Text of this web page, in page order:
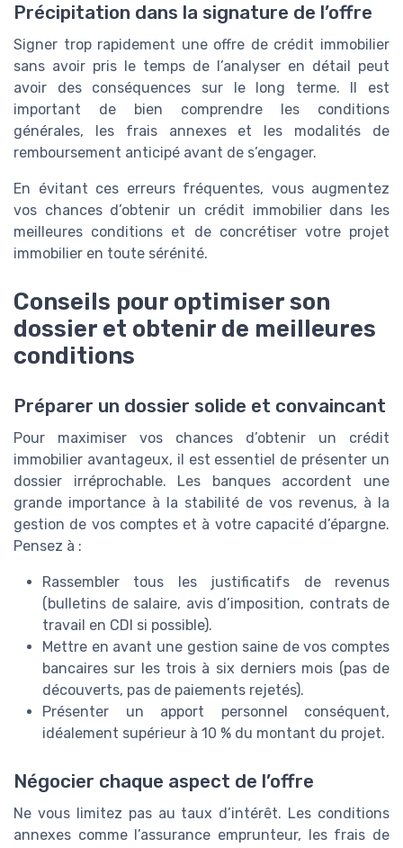
Précipitation dans la signature de l’offre
Signer trop rapidement une offre de crédit immobilier
sans avoir pris le temps de l’analyser en détail peut
avoir des conséquences sur le long terme. Il est
important de bien comprendre les conditions
générales, les frais annexes et les modalités de
remboursement anticipé avant de s’engager.
En évitant ces erreurs fréquentes, vous augmentez
vos chances d’obtenir un crédit immobilier dans les
meilleures conditions et de concrétiser votre projet
immobilier en toute sérénité.
Conseils pour optimiser son
dossier et obtenir de meilleures
conditions
Préparer un dossier solide et convaincant
Pour maximiser vos chances d’obtenir un crédit
immobilier avantageux, il est essentiel de présenter un
dossier irréprochable. Les banques accordent une
grande importance à la stabilité de vos revenus, à la
gestion de vos comptes et à votre capacité d’épargne.
Pensez à :
Rassembler tous les justificatifs de revenus
(bulletins de salaire, avis d’imposition, contrats de
travail en CDI si possible).
Mettre en avant une gestion saine de vos comptes
bancaires sur les trois à six derniers mois (pas de
découverts, pas de paiements rejetés).
Présenter un apport personnel conséquent,
idéalement supérieur à 10 % du montant du projet.
Négocier chaque aspect de l’offre
Ne vous limitez pas au taux d’intérêt. Les conditions
annexes comme l’assurance emprunteur, les frais de